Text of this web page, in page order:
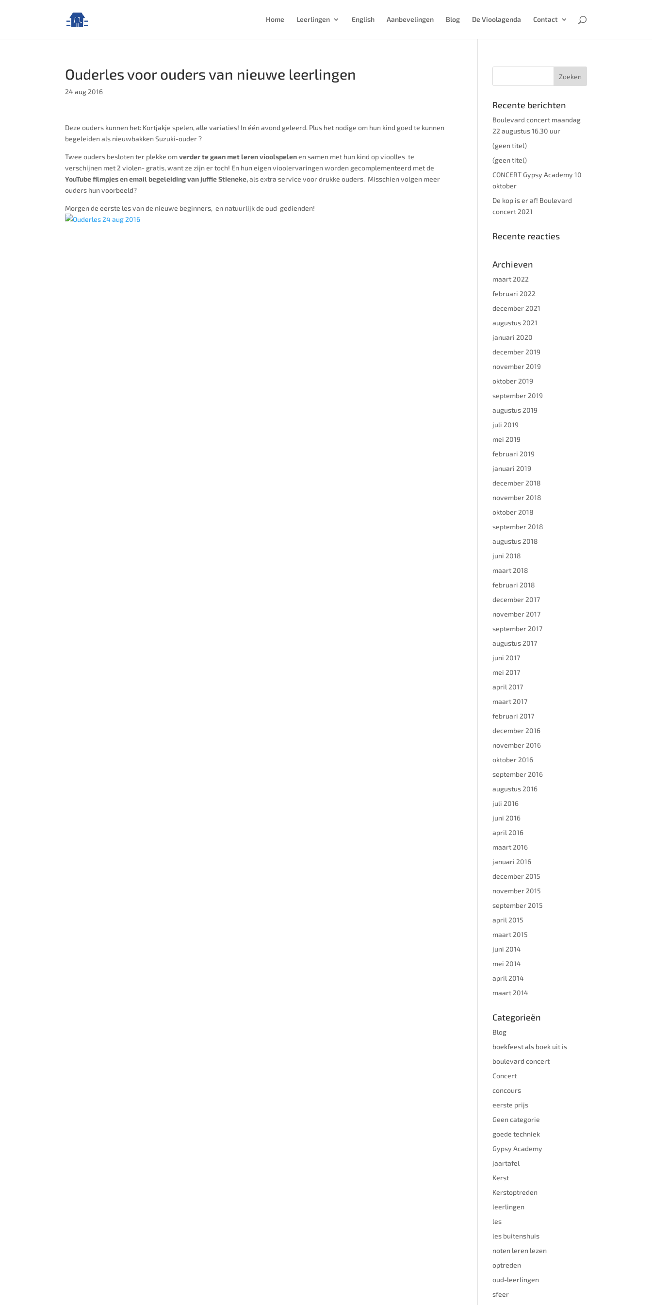
Home Leerlingen English Aanbevelingen Blog De Vioolagenda Contact
Ouderles voor ouders van nieuwe leerlingen
24 aug 2016
Deze ouders kunnen het: Kortjakje spelen, alle variaties! In één avond geleerd. Plus het nodige om hun kind goed te kunnen
begeleiden als nieuwbakken Suzuki-ouder ?
Twee ouders besloten ter plekke omverder te gaan met leren vioolspelenen samen met hun kind op vioolles te
verschijnen met 2 violen- gratis, want ze zijn er toch! En hun eigen vioolervaringen worden gecomplementeerd met de
YouTube filmpjes en email begeleiding van juffie Stieneke,als extra service voor drukke ouders. Misschien volgen meer
ouders hun voorbeeld?
Morgen de eerste les van de nieuwe beginners, en natuurlijk de oud-gedienden!
Recente berichten
Boulevard concert maandag
22 augustus 16.30 uur
(geen titel)
(geen titel)
CONCERT Gypsy Academy 10
oktober
De kop is er af! Boulevard
concert 2021
Recente reacties
Archieven
maart 2022
februari 2022
december 2021
augustus 2021
januari 2020
december 2019
november 2019
oktober 2019
september 2019
augustus 2019
juli 2019
mei 2019
februari 2019
januari 2019
december 2018
november 2018
oktober 2018
september 2018
augustus 2018
juni 2018
maart 2018
februari 2018
december 2017
november 2017
september 2017
augustus 2017
juni 2017
mei 2017
april 2017
maart 2017
februari 2017
december 2016
november 2016
oktober 2016
september 2016
augustus 2016
juli 2016
juni 2016
april 2016
maart 2016
januari 2016
december 2015
november 2015
september 2015
april 2015
maart 2015
juni 2014
mei 2014
april 2014
maart 2014
Categorieën
Blog
boekfeest als boek uit is
boulevard concert
Concert
concours
eerste prijs
Geen categorie
goede techniek
Gypsy Academy
jaartafel
Kerst
Kerstoptreden
leerlingen
les
les buitenshuis
noten leren lezen
optreden
oud-leerlingen
sfeer